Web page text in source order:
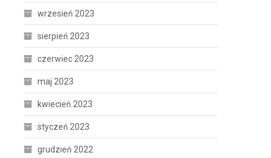
wrzesień 2023
sierpień 2023
czerwiec 2023
maj 2023
kwiecień 2023
styczeń 2023
grudzień 2022